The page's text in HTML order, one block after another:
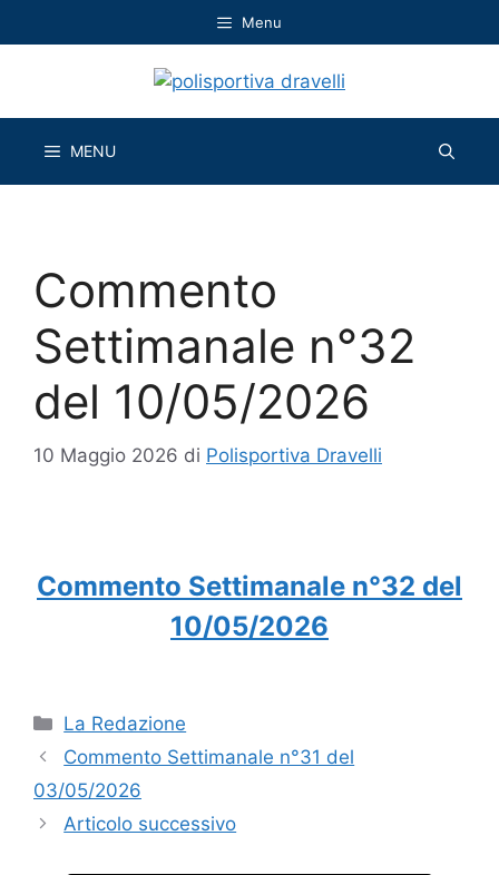
al
Menu
MENU
Commento
Settimanale n°32
del 10/05/2026
10 Maggio 2026 di Polisportiva Dravelli
Commento Settimanale n°32 del
10/05/2026
Categorie
La Redazione
Commento Settimanale n°31 del
03/05/2026
Articolo successivo